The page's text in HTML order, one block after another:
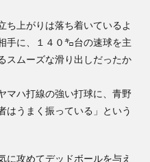
ち上がりは落ち着いているよ
手に、１４０㌔台の速球を主
スムーズな滑り出しだったか
マハ打線の強い打球に、青野
はうまく振っている」という
に攻めてデッドボールを与え